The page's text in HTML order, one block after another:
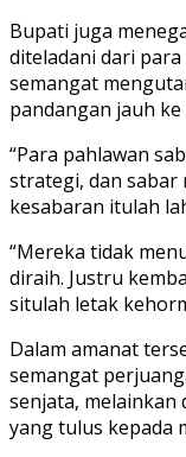
Bupati juga
diteladani dari
semangat
pandangan jauh ke
“Para pahlawan
strategi, dan sabar
kesabaran itulah
“Mereka tidak
diraih. Justru
situlah letak
Dalam amanat
semangat
senjata, melainkan
yang tulus kepada